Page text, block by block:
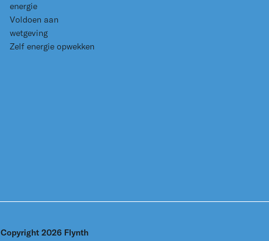
energie
Voldoen aan
wetgeving
Zelf energie opwekken
Copyright 2026 Flynth